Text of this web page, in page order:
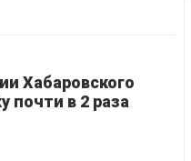
Хабаровского
почти в 2 раза